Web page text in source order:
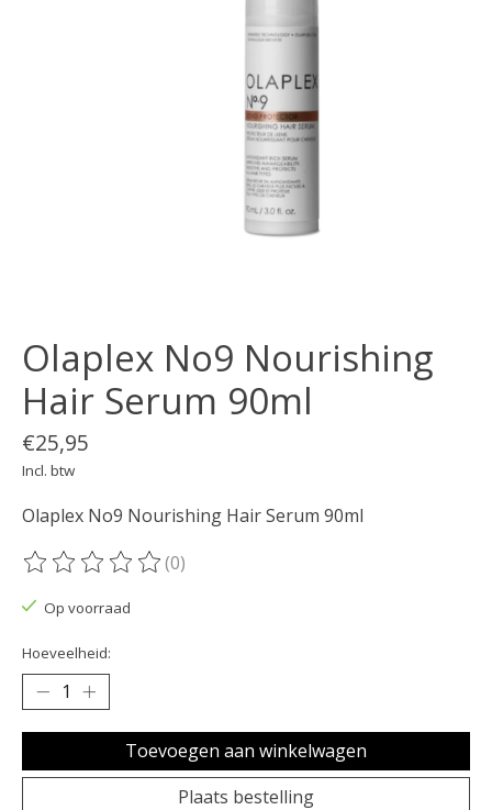
Olaplex No9 Nourishing
Hair Serum 90ml
€25,95
Incl. btw
Olaplex No9 Nourishing Hair Serum 90ml
De beoordeling van dit product is
(0)
Op voorraad
Hoeveelheid:
Toevoegen aan winkelwagen
Plaats bestelling